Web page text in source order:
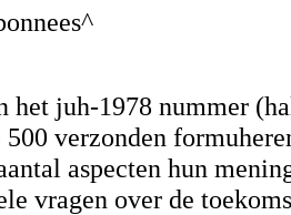
het juh-1978 nummer
500 verzonden
aspecten hun
vragen over de